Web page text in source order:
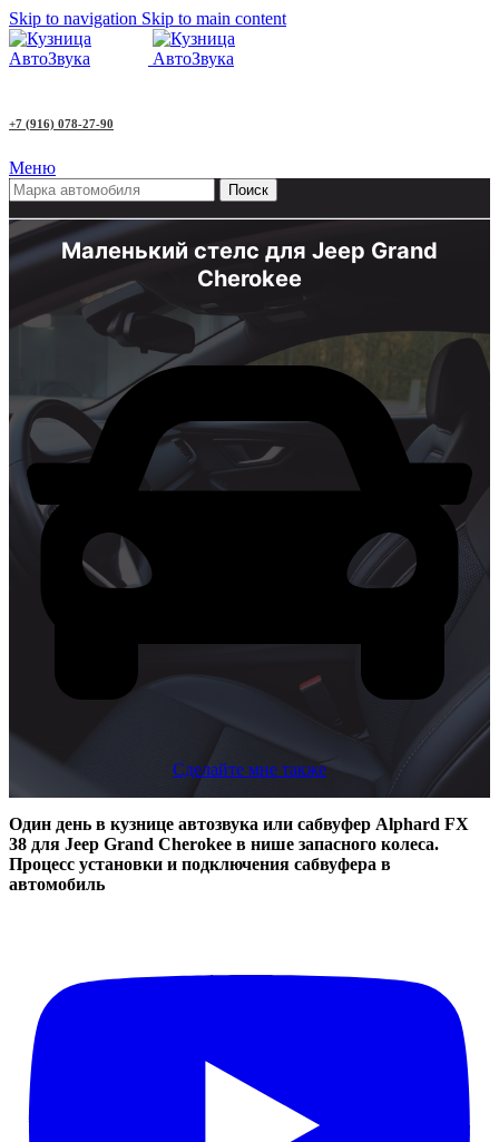
Skip to navigation Skip to main content
+7 (916) 078-27-90
Меню
Поиск
Маленький стелс для Jeep Grand
Cherokee
Сделайте мне также
Один день в кузнице автозвука или сабвуфер Alphard FX
38 для Jeep Grand Cherokee в нише запасного колеса.
Процесс установки и подключения сабвуфера в
автомобиль